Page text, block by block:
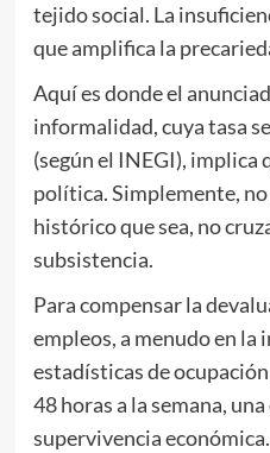
tejido social. La
que amplifica la
Aquí es donde el
informalidad, cuya tasa
(según el INEGI), implica
política. Simplemente,
histórico que sea, no
subsistencia.
Para compensar la
empleos, a menudo en
estadísticas de
48 horas a la semana,
supervivencia económica.